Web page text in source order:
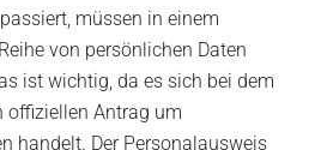
müssen in einem
von persönlichen Daten
ist wichtig, da es sich bei dem
offiziellen Antrag um
handelt. Der Personalausweis